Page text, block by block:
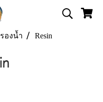
องน้ำ Resin